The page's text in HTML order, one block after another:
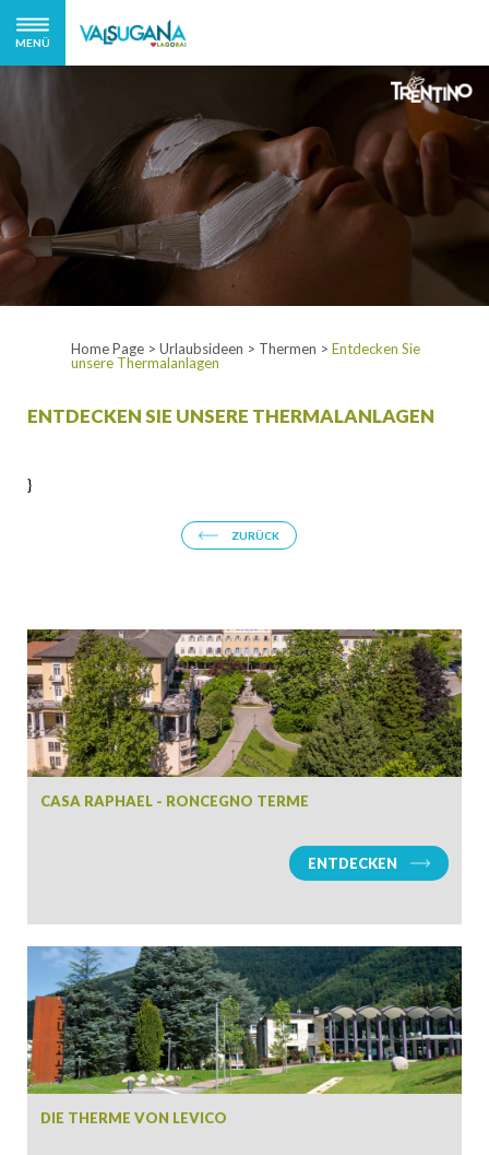
MENÜ
Home Page > Urlaubsideen > Thermen > Entdecken Sie
unsere Thermalanlagen
ENTDECKEN SIE UNSERE THERMALANLAGEN
}
ZURÜCK
CASA RAPHAEL - RONCEGNO TERME
ENTDECKEN
DIE THERME VON LEVICO